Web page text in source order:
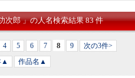
次郎 」の人名検索結果 83 件
4 5 6 7 8 9
次の3件>
▲ 作品名▲